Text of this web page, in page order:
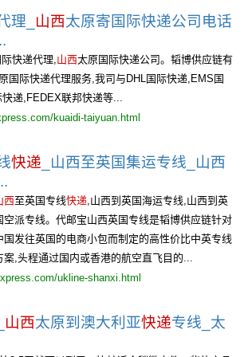
理_ 山西太原寄国际快递公司电话
快递代理,山西太原国际快递公司。韬博供应链有
国际快递代理服务,我司与DHL国际快递,EMS国
递,FEDEX联邦快递等...
kuaidi-taiyuan.html
快递 _山西至英国集运专线_山西
西至英国专线快递,山西到英国海运专线,山西到英
空派专线。代邮宝山西英国专线是韬博供应链针对
国发往英国的电商小包而制定的高性价比中英专线
案,头程通过国内或香港的航空直飞目的...
ukline-shanxi.html
山西太原到澳大利亚快递专线_太